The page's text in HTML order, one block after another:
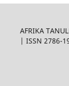
AFRIKA
| ISSN 2786-